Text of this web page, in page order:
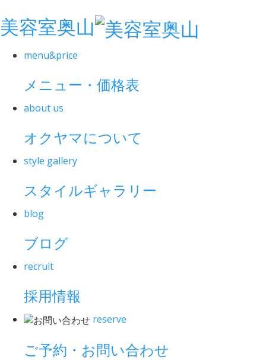
美容室奥山
menu&price
メニュー・価格表
about us
オクヤマについて
style gallery
スタイルギャラリー
blog
ブログ
recruit
採用情報
reserve
ご予約・お問い合わせ